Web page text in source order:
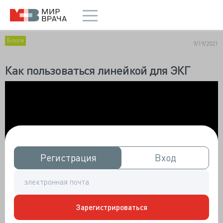
Регистрация
Регистрация Вход
Вход
Зарегистрироваться
Блоги 9/19/2021
Как пользоваться линейкой для ЭКГ